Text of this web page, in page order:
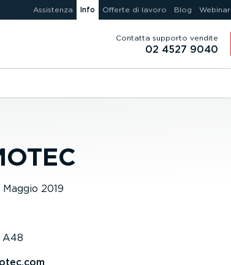
Assistenza Info Offerte di lavoro Blog Webinar
Contatta supporto vendite
02 4527 9040
2019
A48